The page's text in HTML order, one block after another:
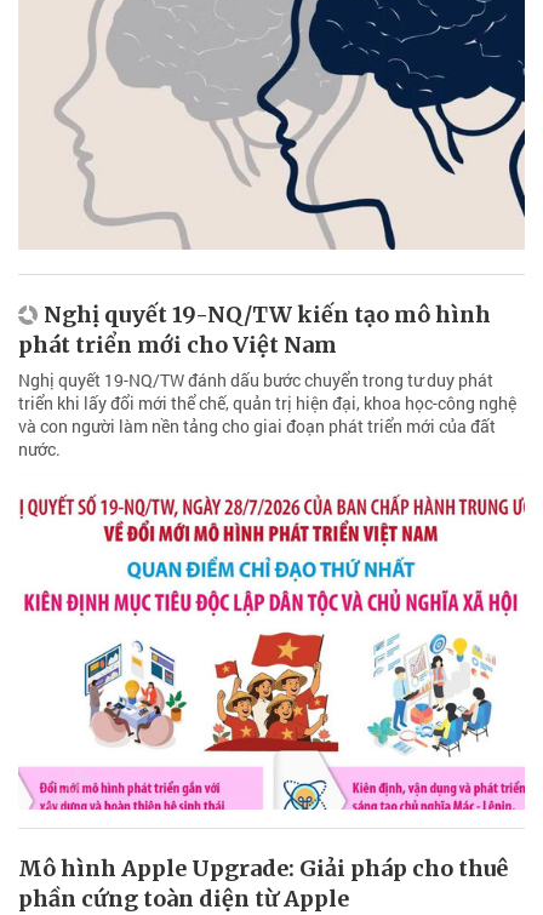
Nghị quyết 19-NQ/TW kiến tạo mô hình
phát triển mới cho Việt Nam
Nghị quyết 19-NQ/TW đánh dấu bước chuyển trong tư duy phát
triển khi lấy đổi mới thể chế, quản trị hiện đại, khoa học-công nghệ
và con người làm nền tảng cho giai đoạn phát triển mới của đất
nước.
Mô hình Apple Upgrade: Giải pháp cho thuê
phần cứng toàn diện từ Apple